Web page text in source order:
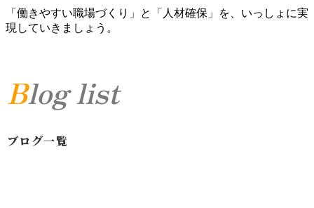
「働きやすい職場づくり」と「人材確保」を、いっしょに実
現していきましょう。
Blog list
ブログ一覧